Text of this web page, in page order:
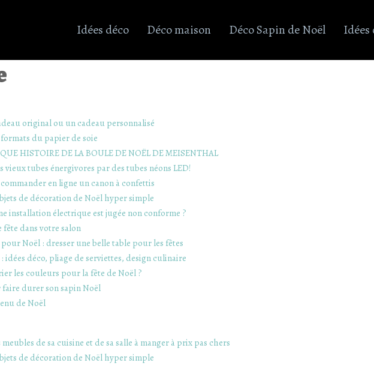
Idées déco Déco maison Déco Sapin de Noël Idées
original ou un cadeau personnalisé
du papier de soie
HISTOIRE DE LA BOULE DE NOËL DE MEISENTHAL
vieux tubes énergivores par des tubes néons LED!
en ligne un canon à confettis
de décoration de Noël hyper simple
installation électrique est jugée non conforme ?
dans votre salon
Noël : dresser une belle table pour les fêtes
idées déco, pliage de serviettes, design culinaire
les couleurs pour la fête de Noël ?
durer son sapin Noël
de Noël
de sa cuisine et de sa salle à manger à prix pas chers
de décoration de Noël hyper simple